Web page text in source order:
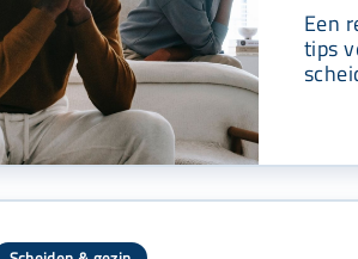
Een
tips